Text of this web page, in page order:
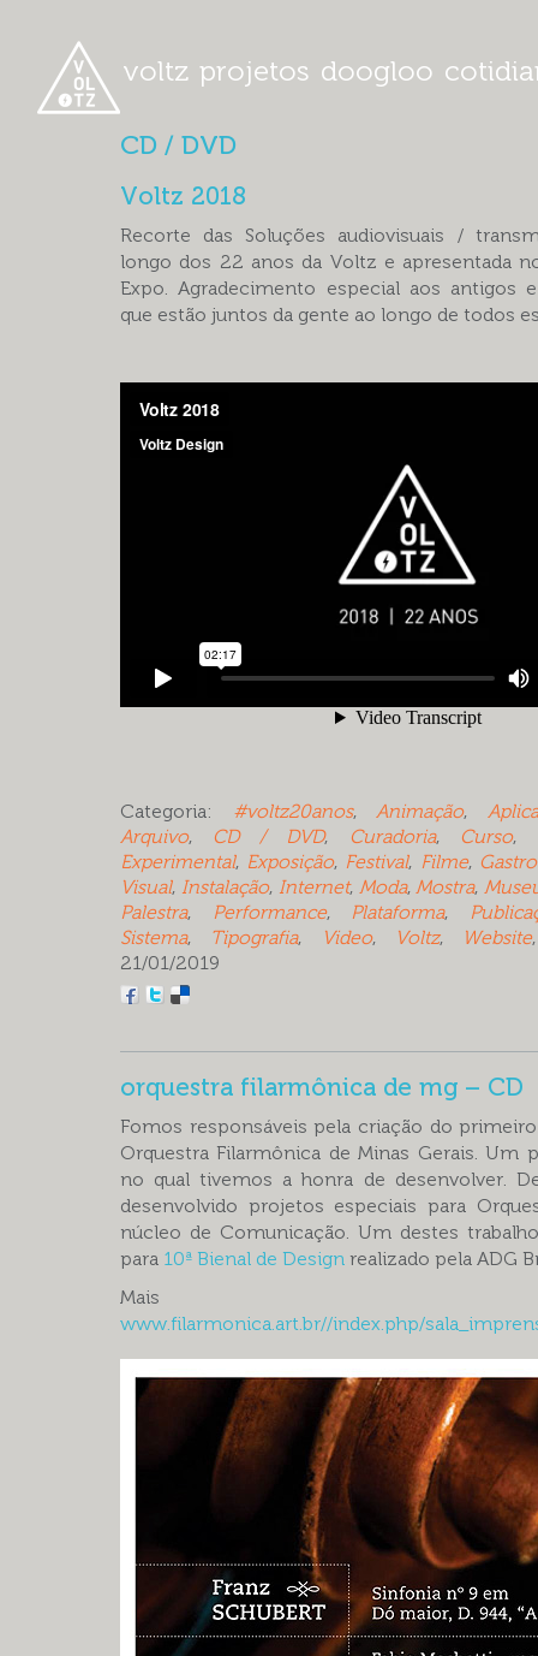
voltz projetos doogloo
CD / DVD
Voltz 2018
Recorte das Soluções audiovisuais /
longo dos 22 anos da Voltz e apresentada
Expo. Agradecimento especial aos antigos
que estão juntos da gente ao longo de todos
Categoria: #voltz20anos, Animação,
Arquivo, CD / DVD, Curadoria, Curso,
Experimental, Exposição, Festival, Filme,
Visual, Instalação, Internet, Moda,Mostra,
Palestra, Performance, Plataforma,
Sistema, Tipografia, Video, Voltz, Website
21/01/2019
orquestra filarmônica de mg – CD
Fomos responsáveis pela criação do
Orquestra Filarmônica de Minas Gerais. Um
no qual tivemos a honra de desenvolver.
desenvolvido projetos especiais para
núcleo de Comunicação. Um destes
para 10ª Bienal de Design realizado pela ADG
Mais
www.filarmonica.art.br//index.php/